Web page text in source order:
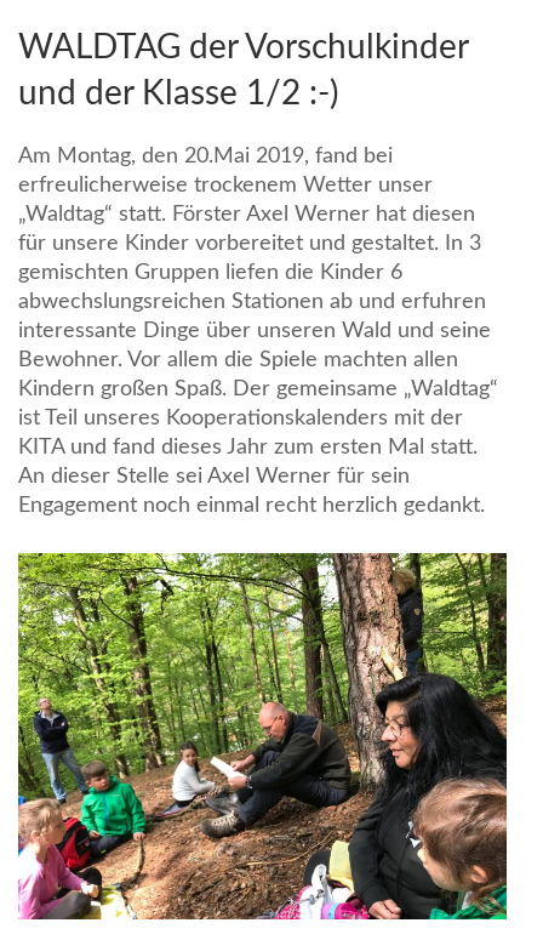
WALDTAG der Vorschulkinder
und der Klasse 1/2 :-)
Am Montag, den 20.Mai 2019, fand bei
erfreulicherweise trockenem Wetter unser
„Waldtag“ statt. Förster Axel Werner hat diesen
für unsere Kinder vorbereitet und gestaltet. In 3
gemischten Gruppen liefen die Kinder 6
abwechslungsreichen Stationen ab und erfuhren
interessante Dinge über unseren Wald und seine
Bewohner. Vor allem die Spiele machten allen
Kindern großen Spaß. Der gemeinsame „Waldtag“
ist Teil unseres Kooperationskalenders mit der
KITA und fand dieses Jahr zum ersten Mal statt.
An dieser Stelle sei Axel Werner für sein
Engagement noch einmal recht herzlich gedankt.